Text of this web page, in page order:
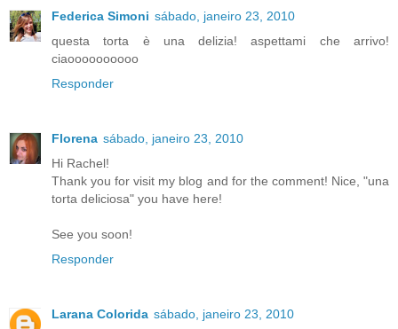
Federica Simoni sábado, janeiro 23, 2010
questa torta è una delizia! aspettami che arrivo!
ciaoooooooooo
Responder
Florena sábado, janeiro 23, 2010
Hi Rachel!
Thank you for visit my blog and for the comment! Nice, "una
torta deliciosa" you have here!
See you soon!
Responder
Larana Colorida sábado, janeiro 23, 2010